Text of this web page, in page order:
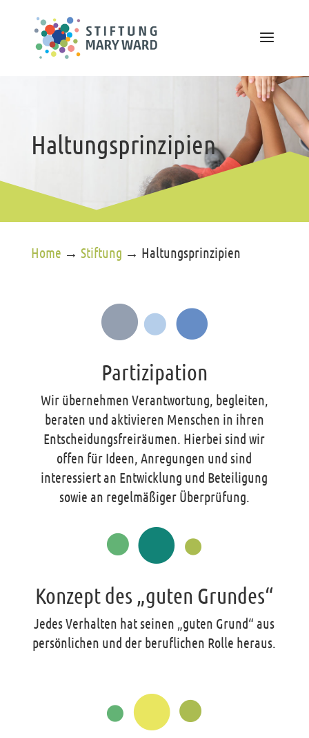
Haltungsprinzipien
Home → Stiftung → Haltungsprinzipien
Partizipation
Wir übernehmen Verantwortung, begleiten,
beraten und aktivieren Menschen in ihren
Entscheidungsfreiräumen. Hierbei sind wir
offen für Ideen, Anregungen und sind
interessiert an Entwicklung und Beteiligung
sowie an regelmäßiger Überprüfung.
Konzept des „guten Grundes“
Jedes Verhalten hat seinen „guten Grund“ aus
persönlichen und der beruflichen Rolle heraus.